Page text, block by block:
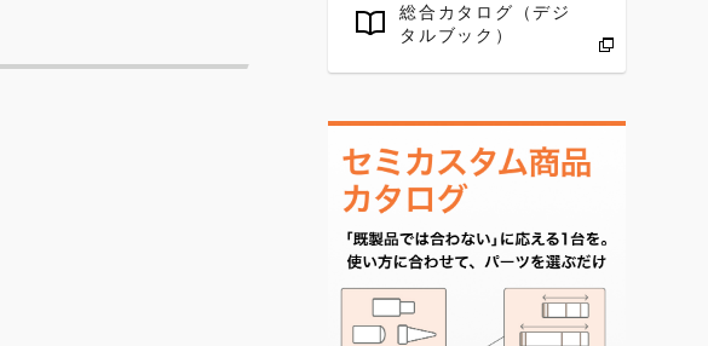
総合カタログ（デジ
タルブック）